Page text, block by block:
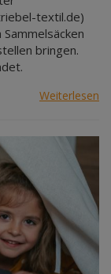
textil.de)
bringen.
Weiterlesen